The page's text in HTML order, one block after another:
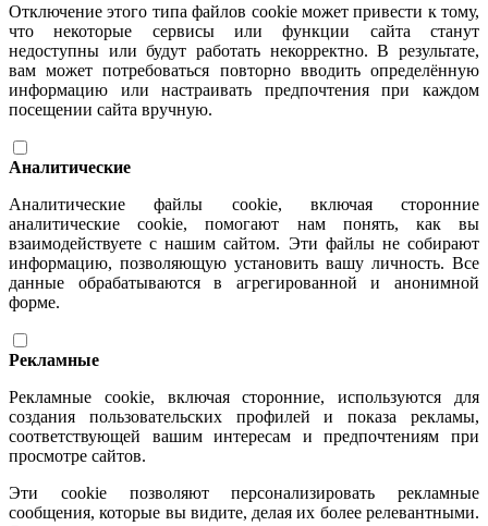
Отключение этого типа файлов cookie может привести к тому,
что некоторые сервисы или функции сайта станут
недоступны или будут работать некорректно. В результате,
вам может потребоваться повторно вводить определённую
информацию или настраивать предпочтения при каждом
посещении сайта вручную.
Аналитические
Аналитические файлы cookie, включая сторонние
аналитические cookie, помогают нам понять, как вы
взаимодействуете с нашим сайтом. Эти файлы не собирают
информацию, позволяющую установить вашу личность. Все
данные обрабатываются в агрегированной и анонимной
форме.
Рекламные
Рекламные cookie, включая сторонние, используются для
создания пользовательских профилей и показа рекламы,
соответствующей вашим интересам и предпочтениям при
просмотре сайтов.
Эти cookie позволяют персонализировать рекламные
сообщения, которые вы видите, делая их более релевантными.